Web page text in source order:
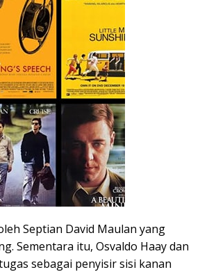
Septian David Maulan yang
Sementara itu, Osvaldo Haay dan
sebagai penyisir sisi kanan